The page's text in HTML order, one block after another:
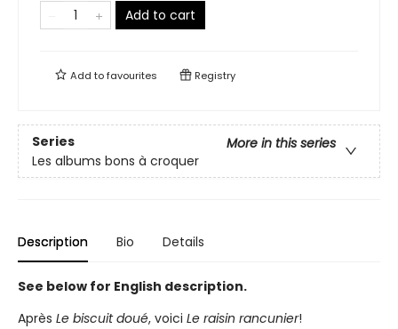
Add to cart
Add tofavourites Registry
Series
More in this series
Les albums bons à croquer
Description Bio Details
See below for English description.
Après Le biscuit doué, voici Le raisin rancunier!